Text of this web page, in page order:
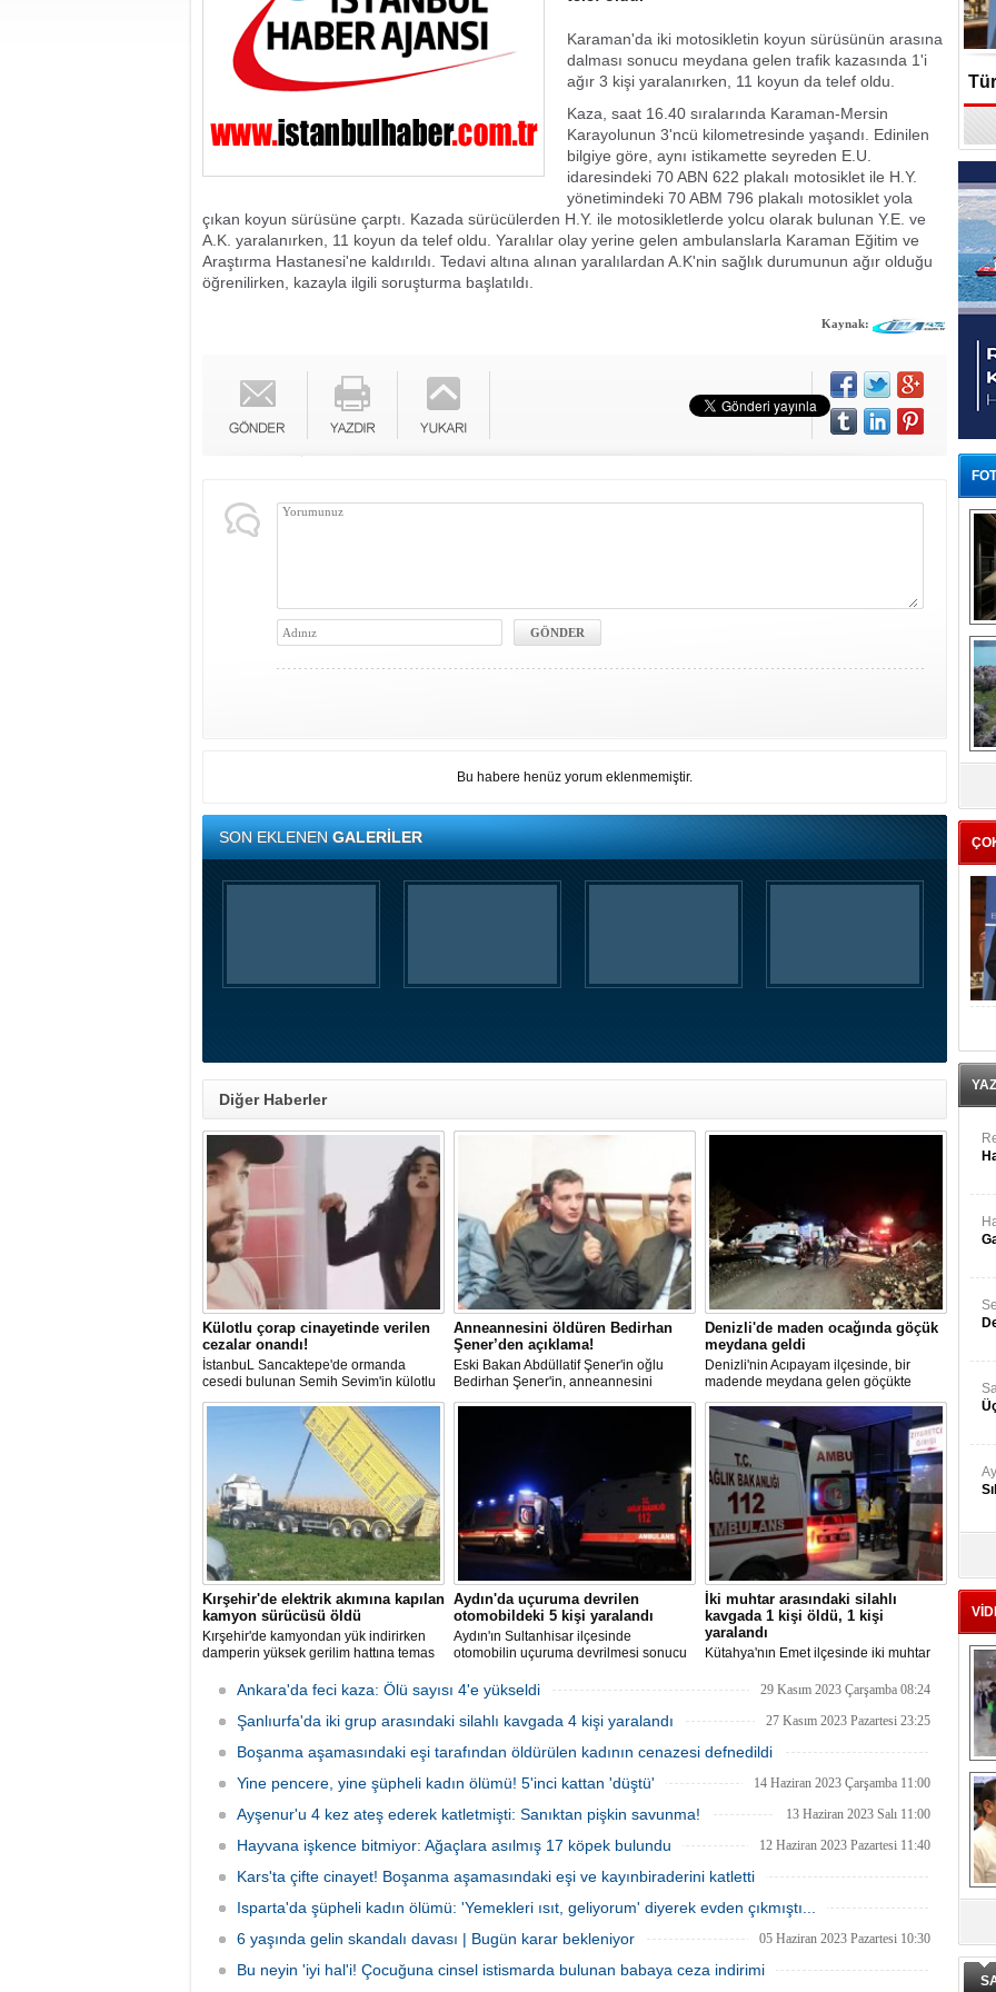
Karaman'da iki motosikletin koyun sürüsünün arasına
dalması sonucu meydana gelen trafik kazasında 1'i
ağır 3 kişi yaralanırken, 11 koyun da telef oldu.
Kaza, saat 16.40 sıralarında Karaman-Mersin
Karayolunun 3'ncü kilometresinde yaşandı. Edinilen
bilgiye göre, aynı istikamette seyreden E.U.
idaresindeki 70 ABN 622 plakalı motosiklet ile H.Y.
yönetimindeki 70 ABM 796 plakalı motosiklet yola
çıkan koyun sürüsüne çarptı. Kazada sürücülerden H.Y. ile motosikletlerde yolcu olarak bulunan Y.E. ve
A.K. yaralanırken, 11 koyun da telef oldu. Yaralılar olay yerine gelen ambulanslarla Karaman Eğitim ve
Araştırma Hastanesi'ne kaldırıldı. Tedavi altına alınan yaralılardan A.K'nin sağlık durumunun ağır olduğu
öğrenilirken, kazayla ilgili soruşturma başlatıldı.
Kaynak:
Bu habere henüz yorum eklenmemiştir.
SON EKLENENGALERİLER
Diğer Haberler
Külotlu çorap cinayetinde verilen
cezalar onandı!
İstanbuL Sancaktepe'de ormanda
cesedi bulunan Semih Sevim'in külotlu
çorapla boğularak öldürüldüğü
iddiasına ilişkin sanık Seçil Çiftçi'ye
verilen 'ağırlaştırılmış müebbet' ve
babası hakkındaki 'müebbet' kararı,
istinaf mahkemesi onadı.
Anneannesini öldüren Bedirhan
Şener’den açıklama!
Eski Bakan Abdüllatif Şener'in oğlu
Bedirhan Şener'in, anneannesini
öldürmesine ilişkin davada karar
çekerken, Şener'e verilen ceza belli
Denizli'de maden ocağında göçük
meydana geldi
Denizli'nin Acıpayam ilçesinde, bir
madende meydana gelen göçükte
mahsur kalanların olduğu bildirildi.
Kırşehir'de elektrik akımına kapılan
kamyon sürücüsü öldü
Kırşehir'de kamyondan yük indirirken
damperin yüksek gerilim hattına temas
sürücü hayatını kaybetti.
Aydın'da uçuruma devrilen
otomobildeki 5 kişi yaralandı
Aydın'ın Sultanhisar ilçesinde
otomobilin uçuruma devrilmesi sonucu
İki muhtar arasındaki silahlı
kavgada 1 kişi öldü, 1 kişi
yaralandı
Kütahya'nın Emet ilçesinde iki muhtar
öldü, 1 kişi yaralandı.
Ankara'da feci kaza: Ölü sayısı 4'e yükseldi 29 Kasım 2023 Çarşamba 08:24
Şanlıurfa'da iki grup arasındaki silahlı kavgada 4 kişi yaralandı 27 Kasım 2023 Pazartesi 23:25
Boşanma aşamasındaki eşi tarafından öldürülen kadının cenazesi defnedildi
02 Ağustos 2023 Çarşamba 16:00
Yine pencere, yine şüpheli kadın ölümü! 5'inci kattan 'düştü' 14 Haziran 2023 Çarşamba 11:00
Ayşenur'u 4 kez ateş ederek katletmişti: Sanıktan pişkin savunma! 13 Haziran 2023 Salı 11:00
Hayvana işkence bitmiyor: Ağaçlara asılmış 17 köpek bulundu 12 Haziran 2023 Pazartesi 11:40
Kars'ta çifte cinayet! Boşanma aşamasındaki eşi ve kayınbiraderini katletti
12 Haziran 2023 Pazartesi 11:30
Isparta'da şüpheli kadın ölümü: 'Yemekleri ısıt, geliyorum' diyerek evden çıkmıştı...
07 Haziran 2023 Çarşamba 10:50
6 yaşında gelin skandalı davası | Bugün karar bekleniyor 05 Haziran 2023 Pazartesi 10:30
Bu neyin 'iyi hal'i! Çocuğuna cinsel istismarda bulunan babaya ceza indirimi